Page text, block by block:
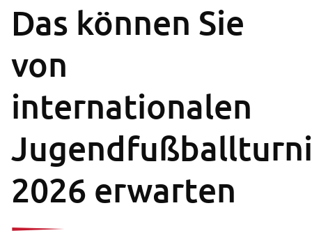
Das können Sie
von
internationalen
2026 erwarten